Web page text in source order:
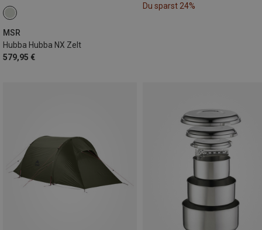
MSR
Hubba Hubba NX Zelt
579,95 €
Du sparst 24%